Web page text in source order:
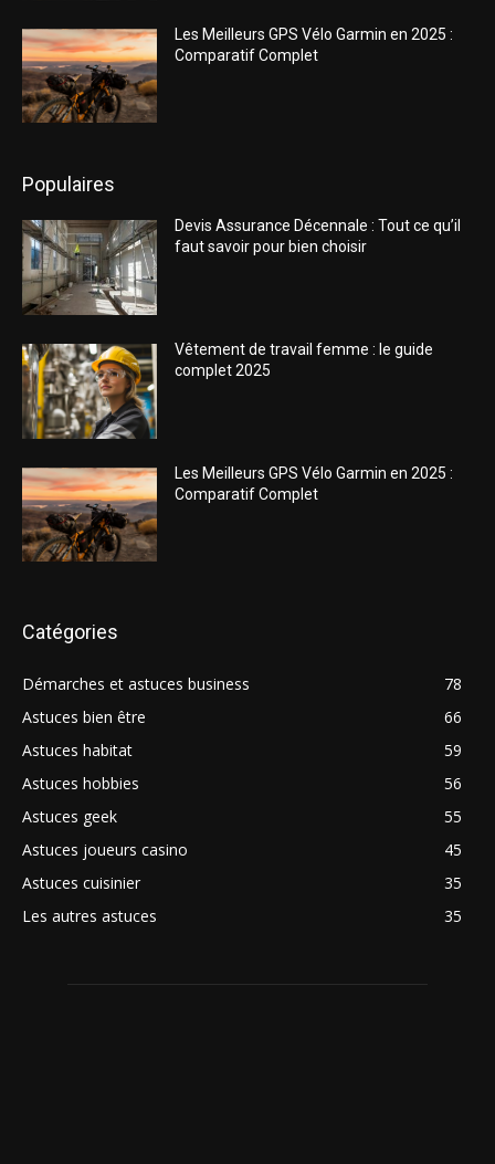
Les Meilleurs GPS Vélo Garmin en 2025 :
Comparatif Complet
Populaires
Devis Assurance Décennale : Tout ce qu’il
faut savoir pour bien choisir
Vêtement de travail femme : le guide
complet 2025
Les Meilleurs GPS Vélo Garmin en 2025 :
Comparatif Complet
Catégories
Démarches et astuces business
78
Astuces bien être
66
Astuces habitat
59
Astuces hobbies
56
Astuces geek
55
Astuces joueurs casino
45
Astuces cuisinier
35
Les autres astuces
35